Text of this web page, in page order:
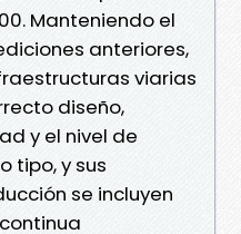
Manteniendo el
anteriores,
viarias
diseño,
y el nivel de
tipo, y sus
se incluyen